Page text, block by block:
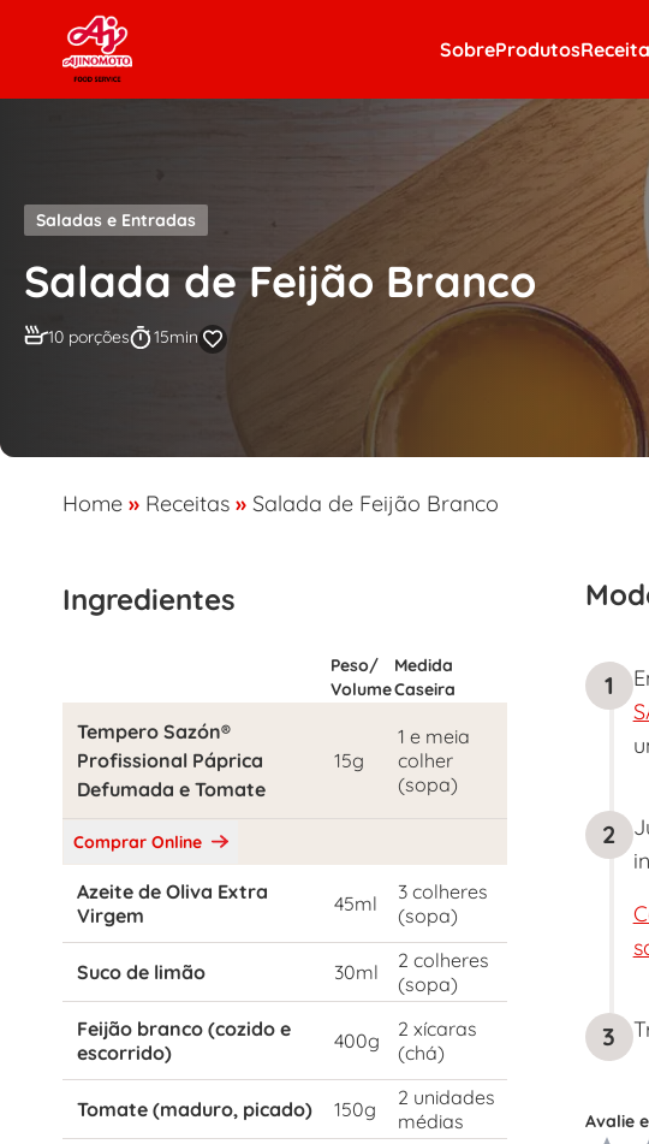
Skip to content
SobreProdutos
Saladas e Entradas
Salada de Feijão Branco
10 porções 15min
Home » Receitas » Salada de Feijão Branco
Ingredientes
Peso/
Volume
Medida
Caseira
Tempero Sazón®
Profissional Páprica
Defumada e Tomate
15g
1 e meia
colher
(sopa)
Comprar Online
Azeite de Oliva Extra
Virgem
45ml
3 colheres
(sopa)
Suco de limão 30ml
2 colheres
(sopa)
Feijão branco (cozido e
escorrido)
400g
2 xícaras
(chá)
Tomate (maduro, picado) 150g
2 unidades
médias
1
2
3
Avalie